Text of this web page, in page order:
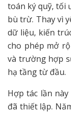
toán ký quỹ, tối
bù trừ. Thay vì
dữ liệu, kiến
cho phép mở
và trường hợp
hạ tầng từ đầu.
Hợp tác lần
đã thiết lập.